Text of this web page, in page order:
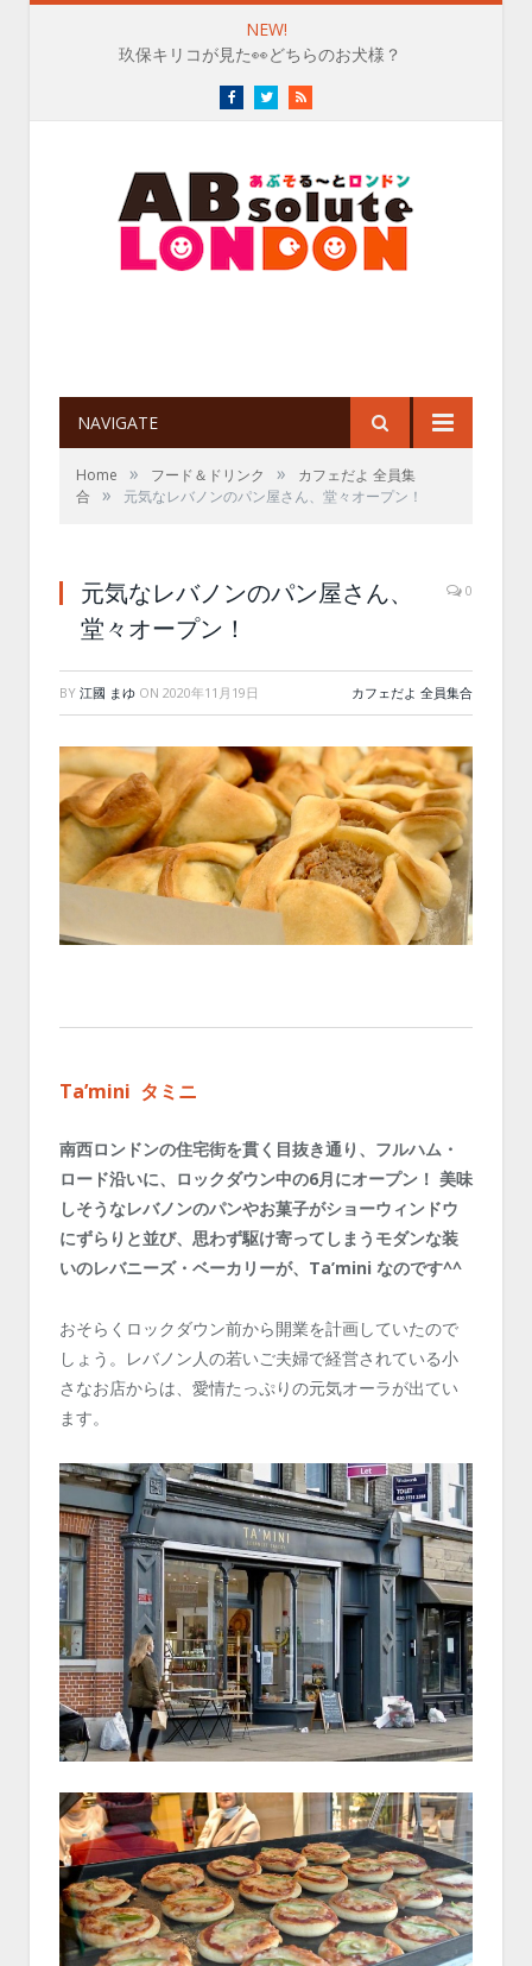
NEW!
玖保キリコが見た👀どちらのお犬様？
FacebookTwitterRSS
NAVIGATE
Home » フード＆ドリンク »
カフェだよ 全員集
合
» 元気なレバノンのパン屋さん、堂々オープン！
元気なレバノンのパン屋さん、
堂々オープン！
0
BY 江國 まゆ ON 2020年11月19日 カフェだよ 全員集合
Ta’mini タミニ
南西ロンドンの住宅街を貫く目抜き通り、フルハム・
ロード沿いに、ロックダウン中の6月にオープン！ 美味
しそうなレバノンのパンやお菓子がショーウィンドウ
にずらりと並び、思わず駆け寄ってしまうモダンな装
いのレバニーズ・ベーカリーが、Ta’mini なのです^^
おそらくロックダウン前から開業を計画していたので
しょう。レバノン人の若いご夫婦で経営されている小
さなお店からは、愛情たっぷりの元気オーラが出てい
ます。